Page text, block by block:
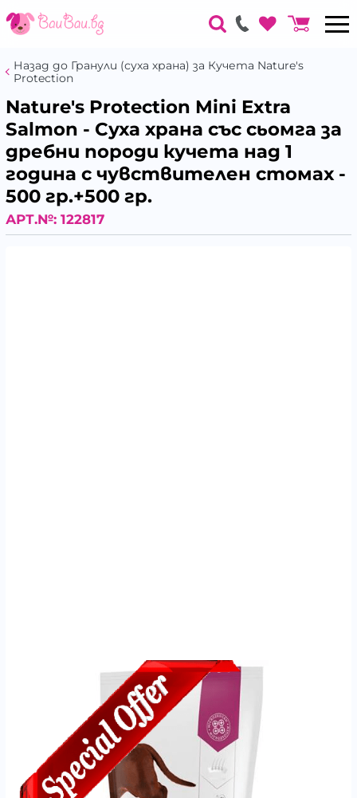
Назад до Гранули (суха храна) за Кучета Nature's
Protection
Nature's Protection Mini Extra
Salmon - Суха храна със сьомга за
дребни породи кучета над 1
година с чувствителен стомах -
500 гр.+500 гр.
АРТ.№: 122817